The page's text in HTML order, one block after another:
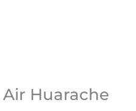
Air Huarache